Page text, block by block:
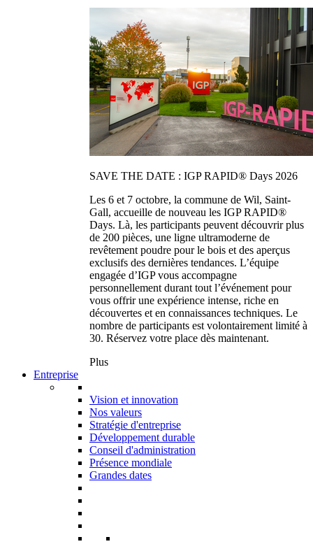
SAVE THE DATE : IGP RAPID® Days 2026
Les 6 et 7 octobre, la commune de Wil, Saint-
Gall, accueille de nouveau les IGP RAPID®
Days. Là, les participants peuvent découvrir plus
de 200 pièces, une ligne ultramoderne de
revêtement poudre pour le bois et des aperçus
exclusifs des dernières tendances. L’équipe
engagée d’IGP vous accompagne
personnellement durant tout l’événement pour
vous offrir une expérience intense, riche en
découvertes et en connaissances techniques. Le
nombre de participants est volontairement limité à
30. Réservez votre place dès maintenant.
Plus
Entreprise
Vision et innovation
Nos valeurs
Stratégie d'entreprise
Développement durable
Conseil d'administration
Présence mondiale
Grandes dates